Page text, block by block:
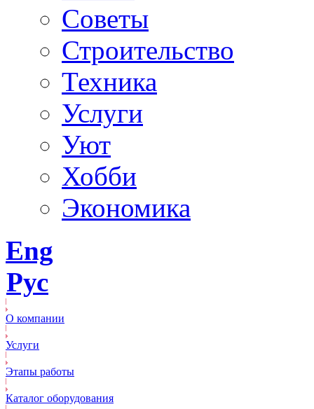
Советы
Строительство
Техника
Услуги
Уют
Хобби
Экономика
Eng
Рус
О компании
Услуги
Этапы работы
Каталог оборудования